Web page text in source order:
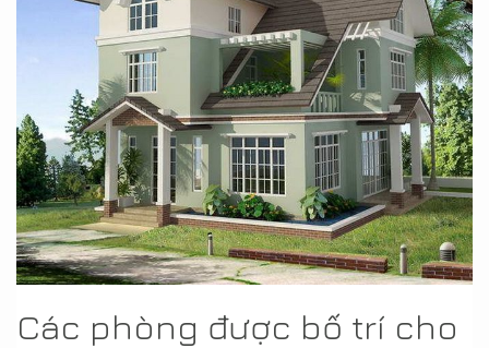
Các phòng được bố trí cho